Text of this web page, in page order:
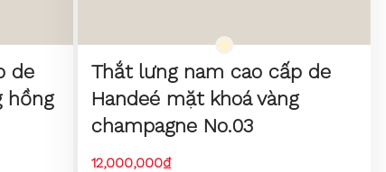
de
hồng
Thắt lưng nam cao cấp de
Handeé mặt khoá vàng
champagne No.03
12,000,000₫